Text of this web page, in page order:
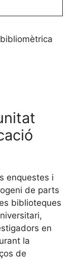
enquestes i
de parts
biblioteques
en
la
de